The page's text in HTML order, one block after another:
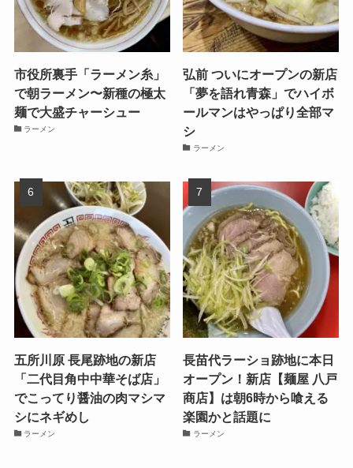
市役所裏手「ラーメン糸」
で朝ラーメン〜新種の極太
麺で大盛チャーシュー
ラーメン
弘前 ついにオープンの新店
「夢を語れ青森」でハイボ
ールマンはやっぱり全部マ
シ
ラーメン
五所川原 長尾跡地の新店
「二代目角中中華そば店」
でこってり醤油の肉マシマ
シにネギめし
ラーメン
長苗代ラーショ跡地に本日
オープン！新店【麺屋 八戸
商店】は朝6時から喰える
楽園かと話題に
ラーメン